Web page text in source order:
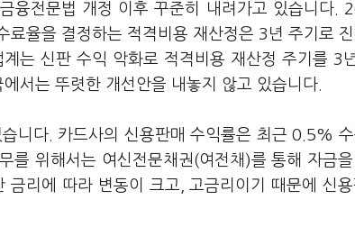
융전문법 개정 이후 꾸준히 내려가고 있습니다.
율을 결정하는 적격비용 재산정은 3년 주기로 진
는 신판 수익 악화로 적격비용 재산정 주기를 3
서는 뚜렷한 개선안을 내놓지 않고 있습니다.
니다. 카드사의 신용판매 수익률은 최근 0.5%
를 위해서는 여신전문채권(여전채)를 통해 자금
리에 따라 변동이 크고, 고금리이기 때문에 신용